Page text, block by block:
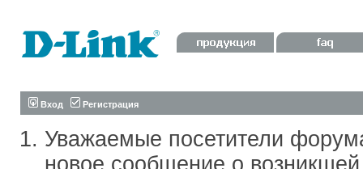
Вход Регистрация
Уважаемые посетители
новое сообщение о